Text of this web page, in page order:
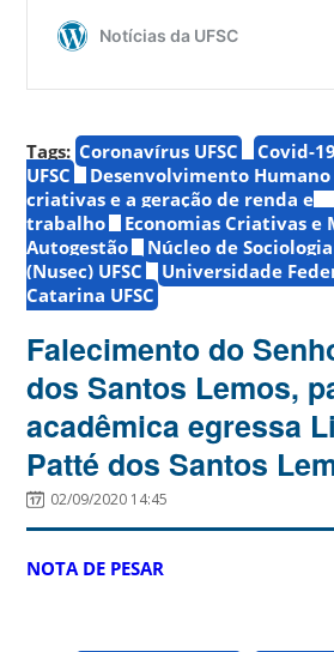
Tags: Coronavírus UFSC
Covid-19
UFSC
Desenvolvimento
criativas e a geração de renda e
trabalho
Economias Criativas e
Autogestão
Núcleo de
(Nusec) UFSC
Universidade
Catarina UFSC
Falecimento do
dos Santos Lemos,
acadêmica egressa
Patté dos Santos
02/09/2020 14:45
NOTA DE PESAR